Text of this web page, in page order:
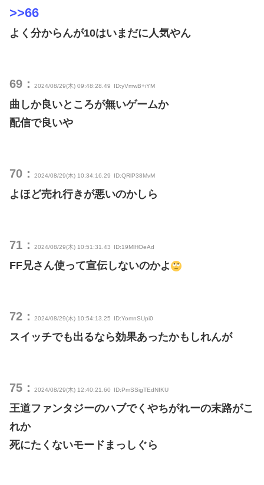
>>66
よく分からんが10はいまだに人気やん
69： 2024/08/29(木) 09:48:28.49 ID:yVmwB+iYM
曲しか良いところが無いゲームか
配信で良いや
70： 2024/08/29(木) 10:34:16.29 ID:QRlP38MvM
よほど売れ行きが悪いのかしら
71： 2024/08/29(木) 10:51:31.43 ID:19MlHOeAd
FF兄さん使って宣伝しないのかよ
72： 2024/08/29(木) 10:54:13.25 ID:YomnSUpi0
スイッチでも出るなら効果あったかもしれんが
75： 2024/08/29(木) 12:40:21.60 ID:PmSSigTEdNIKU
王道ファンタジーのハブでくやちがれーの末路がこ
れか
死にたくないモードまっしぐら